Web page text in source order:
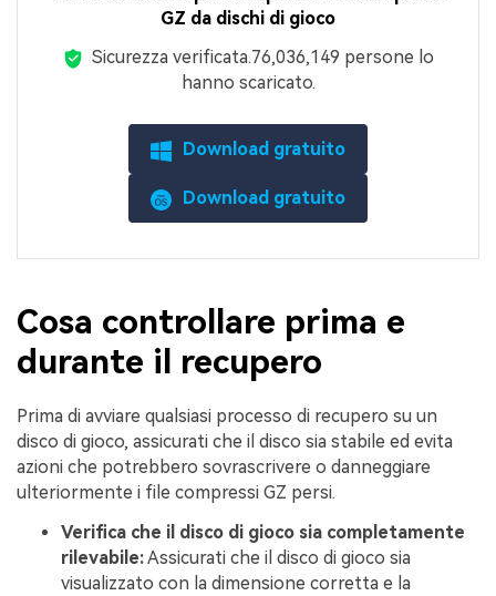
GZ da dischi di gioco
Sicurezza verificata.76,036,149 persone lo
hanno scaricato.
Download gratuito
Download gratuito
Cosa controllare prima e
durante il recupero
Prima di avviare qualsiasi processo di recupero su un
disco di gioco, assicurati che il disco sia stabile ed evita
azioni che potrebbero sovrascrivere o danneggiare
ulteriormente i file compressi GZ persi.
Verifica che il disco di gioco sia completamente
rilevabile:Assicurati che il disco di gioco sia
visualizzato con la dimensione corretta e la